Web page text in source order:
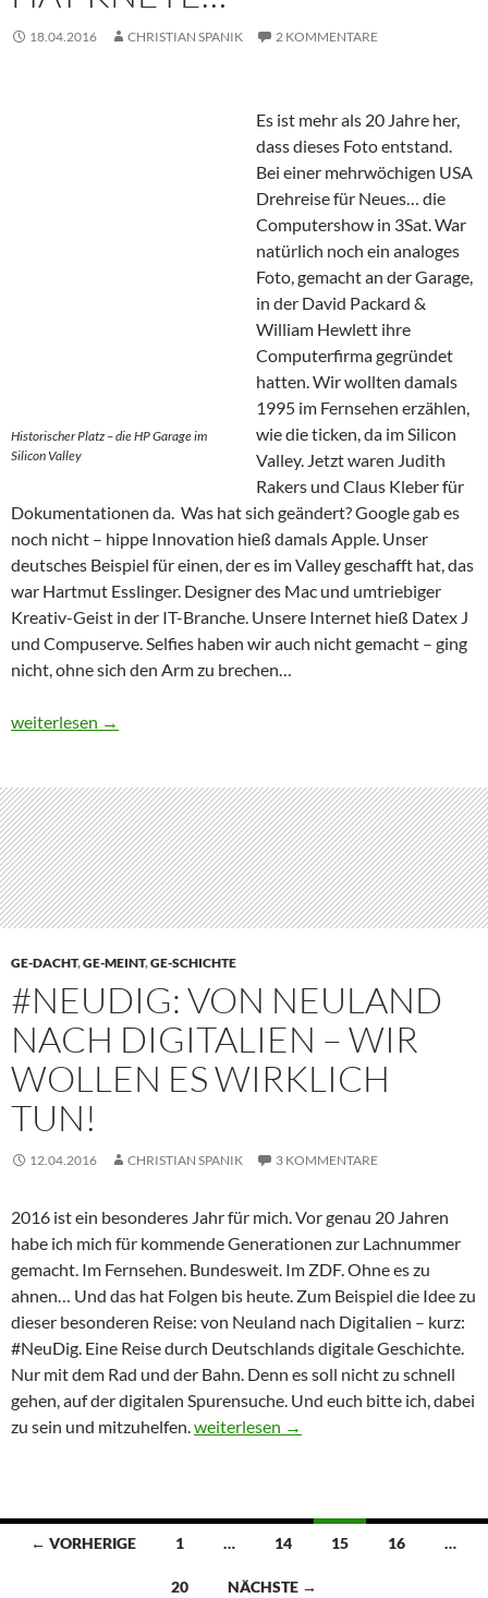
18.04.2016 CHRISTIAN SPANIK 2 KOMMENTARE
Historischer Platz – die HP Garage im
Silicon Valley
Es ist mehr als 20 Jahre her,
dass dieses Foto entstand.
Bei einer mehrwöchigen USA
Drehreise für Neues… die
Computershow in 3Sat. War
natürlich noch ein analoges
Foto, gemacht an der Garage,
in der David Packard &
William Hewlett ihre
Computerfirma gegründet
hatten. Wir wollten damals
1995 im Fernsehen erzählen,
wie die ticken, da im Silicon
Valley. Jetzt waren Judith
Rakers und Claus Kleber für
Dokumentationen da. Was hat sich geändert? Google gab es
noch nicht – hippe Innovation hieß damals Apple. Unser
deutsches Beispiel für einen, der es im Valley geschafft hat, das
war Hartmut Esslinger. Designer des Mac und umtriebiger
Kreativ-Geist in der IT-Branche. Unsere Internet hieß Datex J
und Compuserve. Selfies haben wir auch nicht gemacht – ging
nicht, ohne sich den Arm zu brechen…
Silicon Valley: Apple hatte Fellows, Google hat Knete…
weiterlesen →
GE-DACHT,GE-MEINT,GE-SCHICHTE
#NEUDIG: VON NEULAND
NACH DIGITALIEN – WIR
WOLLEN ES WIRKLICH
TUN!
12.04.2016 CHRISTIAN SPANIK 3 KOMMENTARE
2016 ist ein besonderes Jahr für mich. Vor genau 20 Jahren
habe ich mich für kommende Generationen zur Lachnummer
gemacht. Im Fernsehen. Bundesweit. Im ZDF. Ohne es zu
ahnen… Und das hat Folgen bis heute. Zum Beispiel die Idee zu
dieser besonderen Reise: von Neuland nach Digitalien – kurz:
#NeuDig. Eine Reise durch Deutschlands digitale Geschichte.
Nur mit dem Rad und der Bahn. Denn es soll nicht zu schnell
gehen, auf der digitalen Spurensuche. Und euch bitte ich, dabei
zu sein und mitzuhelfen.#NeuDig: Von Neuland nach
weiterlesen →
Beitragsnavigation
← VORHERIGE 1 … 14 15 16 …
20 NÄCHSTE →